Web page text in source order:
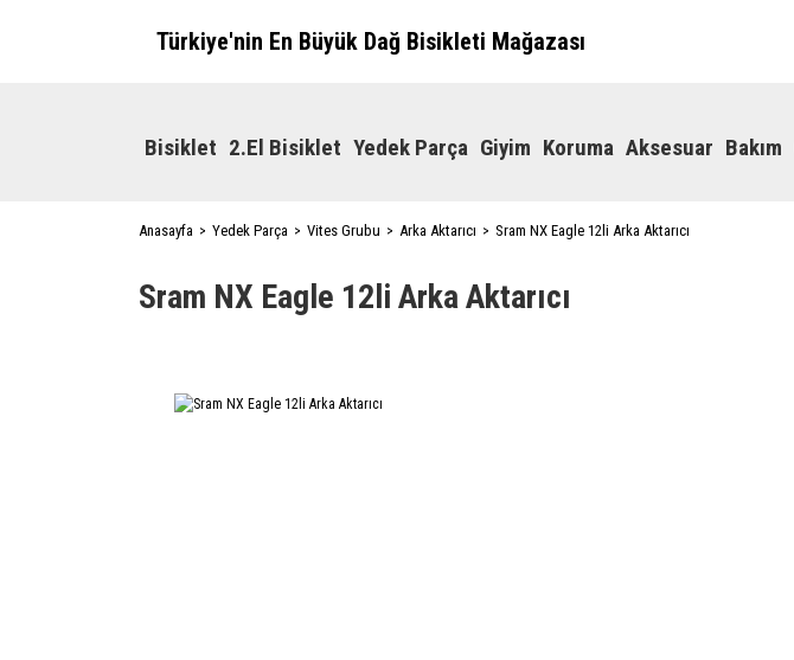
Türkiye'nin En Büyük Dağ Bisikleti Mağazası
Bisiklet 2.El Bisiklet Yedek Parça Giyim Koruma Aksesuar Bakım
Anasayfa Yedek Parça Vites Grubu Arka Aktarıcı Sram NX Eagle 12li Arka Aktarıcı
Sram NX Eagle 12li Arka Aktarıcı